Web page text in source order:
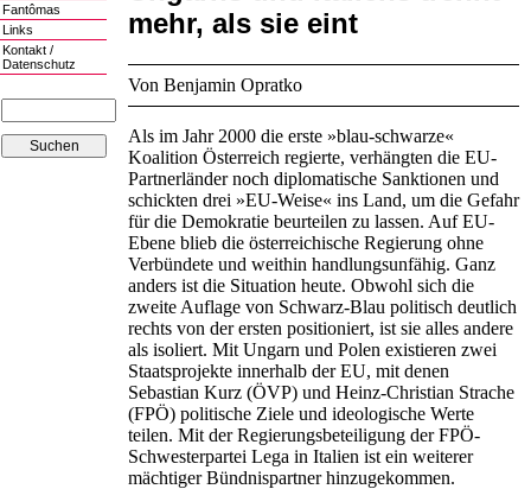
Fantômas
Links
Kontakt /
Datenschutz
mehr, als sie eint
Von Benjamin Opratko
Als im Jahr 2000 die erste »blau-schwarze«
Koalition Österreich regierte, verhängten die EU-
Partnerländer noch diplomatische Sanktionen und
schickten drei »EU-Weise« ins Land, um die Gefahr
für die Demokratie beurteilen zu lassen. Auf EU-
Ebene blieb die österreichische Regierung ohne
Verbündete und weithin handlungsunfähig. Ganz
anders ist die Situation heute. Obwohl sich die
zweite Auflage von Schwarz-Blau politisch deutlich
rechts von der ersten positioniert, ist sie alles andere
als isoliert. Mit Ungarn und Polen existieren zwei
Staatsprojekte innerhalb der EU, mit denen
Sebastian Kurz (ÖVP) und Heinz-Christian Strache
(FPÖ) politische Ziele und ideologische Werte
teilen. Mit der Regierungsbeteiligung der FPÖ-
Schwesterpartei Lega in Italien ist ein weiterer
mächtiger Bündnispartner hinzugekommen.